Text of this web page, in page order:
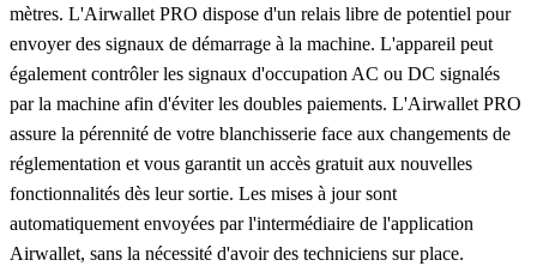
mètres. L'Airwallet PRO dispose d'un relais libre de potentiel pour
envoyer des signaux de démarrage à la machine. L'appareil peut
également contrôler les signaux d'occupation AC ou DC signalés
par la machine afin d'éviter les doubles paiements. L'Airwallet PRO
assure la pérennité de votre blanchisserie face aux changements de
réglementation et vous garantit un accès gratuit aux nouvelles
fonctionnalités dès leur sortie. Les mises à jour sont
automatiquement envoyées par l'intermédiaire de l'application
Airwallet, sans la nécessité d'avoir des techniciens sur place.